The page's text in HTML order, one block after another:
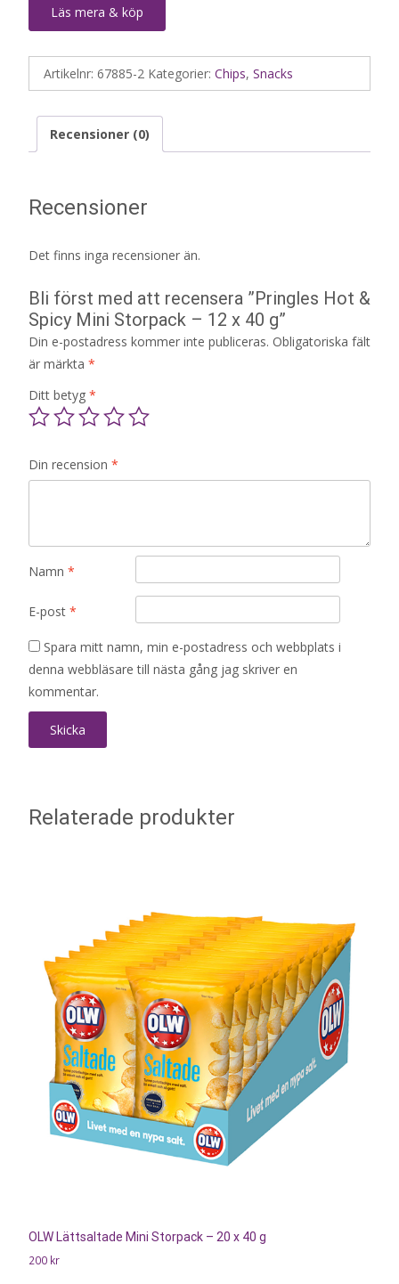
Läs mera & köp
Artikelnr: 67885-2 Kategorier: Chips, Snacks
Recensioner (0)
Recensioner
Det finns inga recensioner än.
Bli först med att recensera ”Pringles Hot &
Spicy Mini Storpack – 12 x 40 g”
Din e-postadress kommer inte publiceras. Obligatoriska fält
är märkta *
Ditt betyg *
Din recension *
Namn *
E-post *
Spara mitt namn, min e-postadress och webbplats i
denna webbläsare till nästa gång jag skriver en
kommentar.
Relaterade produkter
OLW Lättsaltade Mini Storpack – 20 x 40 g
200 kr